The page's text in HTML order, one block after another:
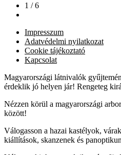
1 / 6
Impresszum
Adatvédelmi nyilatkozat
Cookie tájékoztató
Kapcsolat
Magyarországi látnivalók
érdeklik jó helyen jár! Rengeteg
Nézzen körül a magyarországi
között!
Válogasson a hazai kastélyok,
kiállítások, skanzenek és